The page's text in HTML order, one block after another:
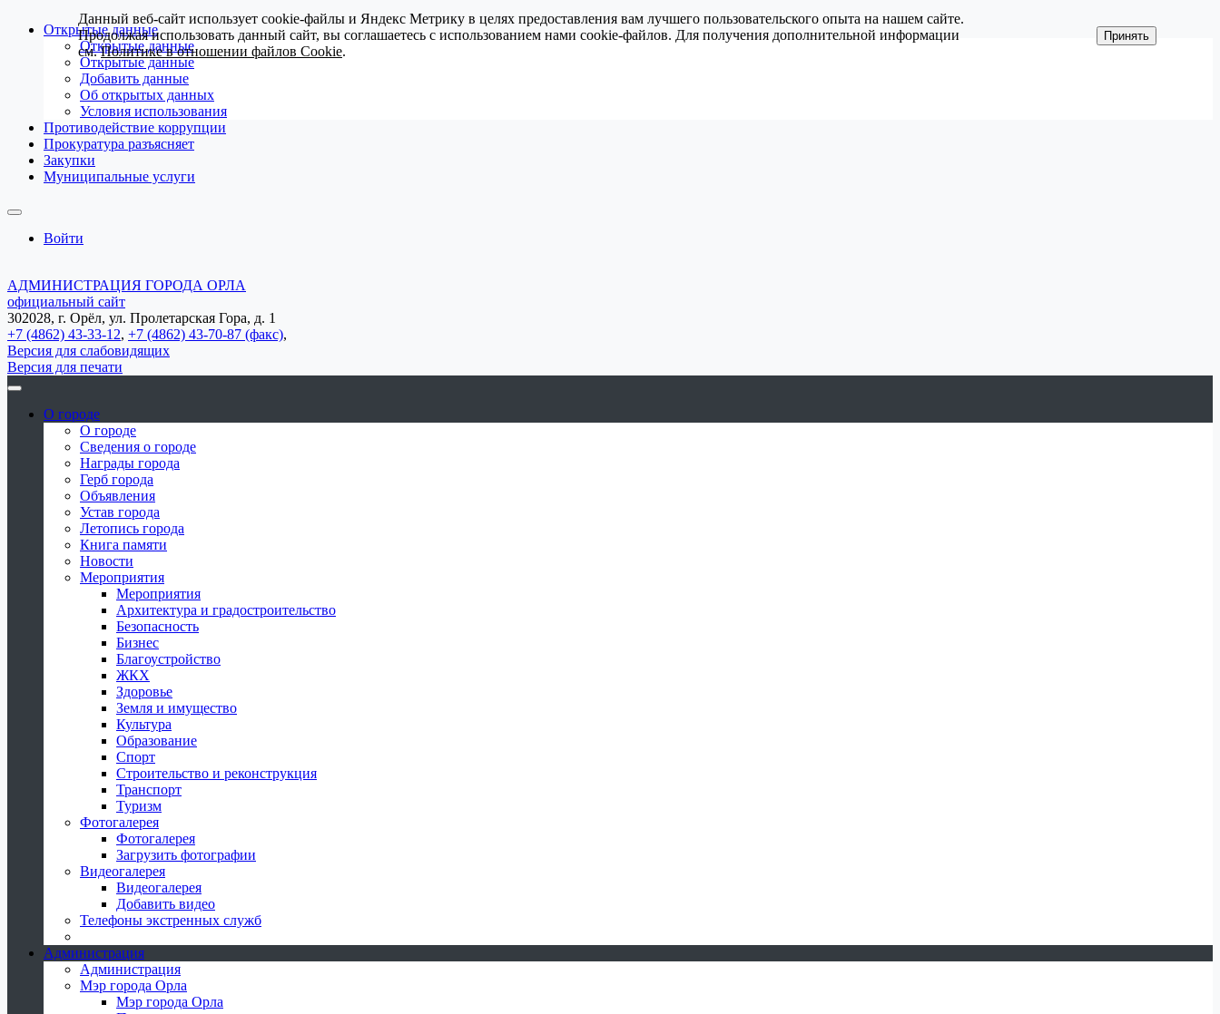
Открытые данные
Открытые данные
Открытые данные
Добавить данные
Об открытых данных
Условия использования
Противодействие коррупции
Прокуратура разъясняет
Закупки
Муниципальные услуги
Войти
АДМИНИСТРАЦИЯ ГОРОДА ОРЛА
официальный сайт
302028, г. Орёл, ул. Пролетарская Гора, д. 1
+7 (4862) 43-33-12, +7 (4862) 43-70-87 (факс),
Версия для слабовидящих
Версия для печати
О городе
О городе
Сведения о городе
Награды города
Герб города
Объявления
Устав города
Летопись города
Книга памяти
Новости
Мероприятия
Мероприятия
Архитектура и градостроительство
Безопасность
Бизнес
Благоустройство
ЖКХ
Здоровье
Земля и имущество
Культура
Образование
Спорт
Строительство и реконструкция
Транспорт
Туризм
Фотогалерея
Фотогалерея
Загрузить фотографии
Видеогалерея
Видеогалерея
Добавить видео
Телефоны экстренных служб
Администрация
Администрация
Мэр города Орла
Мэр города Орла
Данный веб-сайт использует cookie-файлы и Яндекс Метрику в целях предоставления вам лучшего пользовательского опыта на нашем сайте.
Продолжая использовать данный сайт, вы соглашаетесь с использованием нами cookie-файлов. Для получения дополнительной информации
см.Политике в отношении файлов Cookie.
Принять